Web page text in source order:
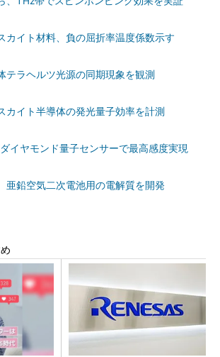
カイト材料、負の屈折率温度係数示す
テラヘルツ光源の同期現象を観測
カイト半導体の発光量子効率を計測
イヤモンド量子センサーで最高感度実現
亜鉛空気二次電池用の電解質を開発